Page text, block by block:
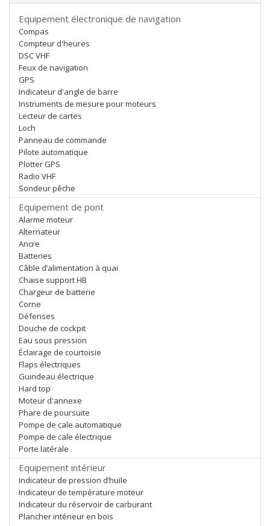
Equipement électronique de navigation
Compas
Compteur d'heures
DSC VHF
Feux de navigation
GPS
Indicateur d'angle de barre
Instruments de mesure pour moteurs
Lecteur de cartes
Loch
Panneau de commande
Pilote automatique
Plotter GPS
Radio VHF
Sondeur pêche
Equipement de pont
Alarme moteur
Alternateur
Ancre
Batteries
Câble d’alimentation à quai
Chaise support HB
Chargeur de batterie
Corne
Défenses
Douche de cockpit
Eau sous pression
Éclairage de courtoisie
Flaps électriques
Guindeau électrique
Hard top
Moteur d'annexe
Phare de poursuite
Pompe de cale automatique
Pompe de cale électrique
Porte latérale
Equipement intérieur
Indicateur de pression d’huile
Indicateur de température moteur
Indicateur du réservoir de carburant
Plancher intérieur en bois